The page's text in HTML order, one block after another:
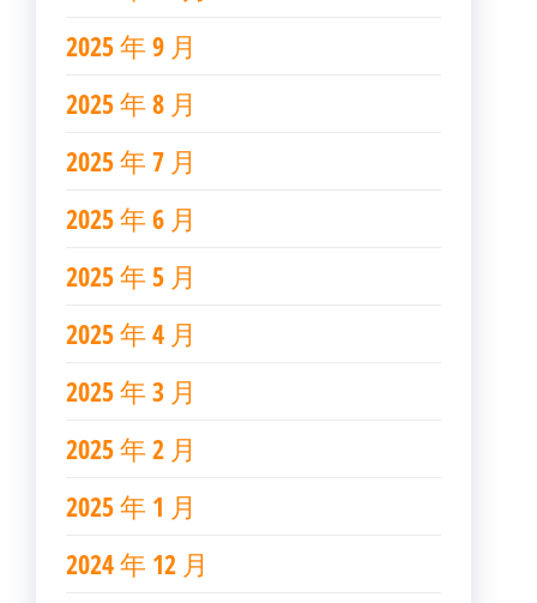
2025 年 9 月
2025 年 8 月
2025 年 7 月
2025 年 6 月
2025 年 5 月
2025 年 4 月
2025 年 3 月
2025 年 2 月
2025 年 1 月
2024 年 12 月